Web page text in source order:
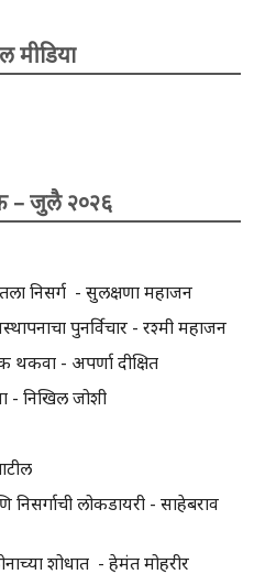
मीडिया
– जुलै २०२६
निसर्ग - सुलक्षणा महाजन
पुनर्विचार - रश्मी महाजन
- अपर्णा दीक्षित
- निखिल जोशी
लोकडायरी - साहेबराव
शोधात - हेमंत मोहरीर